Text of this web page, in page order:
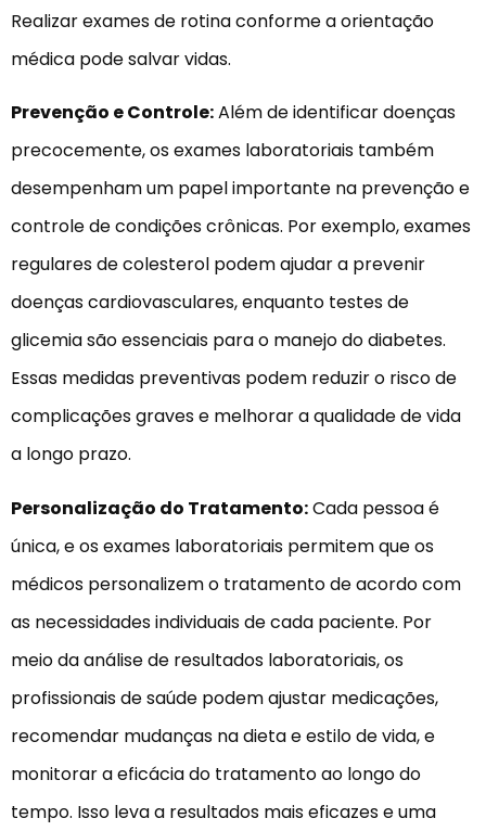
Realizar exames de rotina conforme a orientação
médica pode salvar vidas.
Prevenção e Controle:Além de identificar doenças
precocemente, os exames laboratoriais também
desempenham um papel importante na prevenção e
controle de condições crônicas. Por exemplo, exames
regulares de colesterol podem ajudar a prevenir
doenças cardiovasculares, enquanto testes de
glicemia são essenciais para o manejo do diabetes.
Essas medidas preventivas podem reduzir o risco de
complicações graves e melhorar a qualidade de vida
a longo prazo.
Personalização do Tratamento:Cada pessoa é
única, e os exames laboratoriais permitem que os
médicos personalizem o tratamento de acordo com
as necessidades individuais de cada paciente. Por
meio da análise de resultados laboratoriais, os
profissionais de saúde podem ajustar medicações,
recomendar mudanças na dieta e estilo de vida, e
monitorar a eficácia do tratamento ao longo do
tempo. Isso leva a resultados mais eficazes e uma